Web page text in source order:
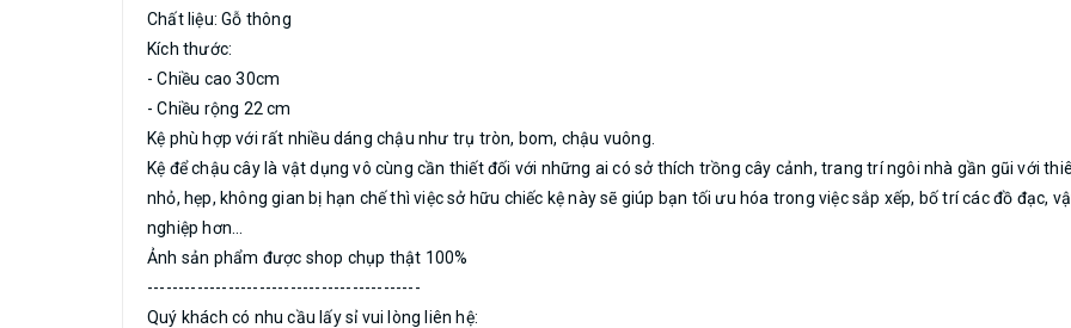
Chất liệu: Gỗ thông
Kích thước:
- Chiều cao 30cm
- Chiều rộng 22 cm
Kệ phù hợp với rất nhiều dáng chậu như trụ tròn, bom, chậu vuông.
Kệ để chậu cây là vật dụng vô cùng cần thiết đối với những ai có sở thích trồng cây cảnh, trang trí ngôi nhà gần gũi với
nhỏ, hẹp, không gian bị hạn chế thì việc sở hữu chiếc kệ này sẽ giúp bạn tối ưu hóa trong việc sắp xếp, bố trí các đồ đạc,
nghiệp hơn...
Ảnh sản phẩm được shop chụp thật 100%
--------------------------------------------
Quý khách có nhu cầu lấy sỉ vui lòng liên hệ: